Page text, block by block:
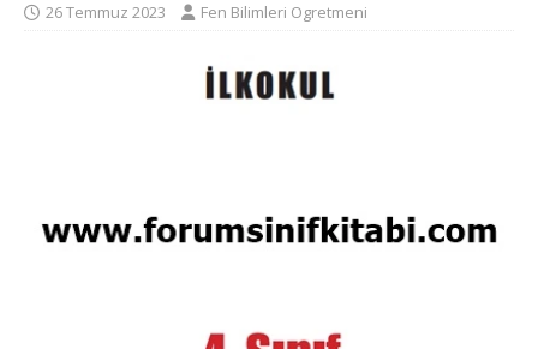
26 Temmuz 2023 Fen Bilimleri Ogretmeni